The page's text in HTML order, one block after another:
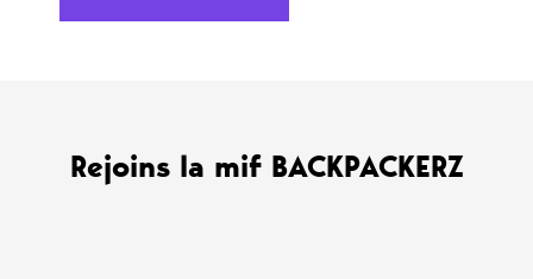
Rejoins la mif BACKPACKERZ